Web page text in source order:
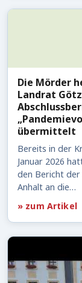
Die Mörder
Landrat
übermittelt
Bereits in der
Januar 2026
den Bericht der
Anhalt an die…
» zum Artikel